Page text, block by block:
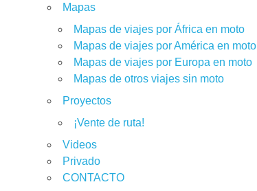
Mapas
Mapas de viajes por África en moto
Mapas de viajes por América en moto
Mapas de viajes por Europa en moto
Mapas de otros viajes sin moto
Proyectos
¡Vente de ruta!
Videos
Privado
CONTACTO